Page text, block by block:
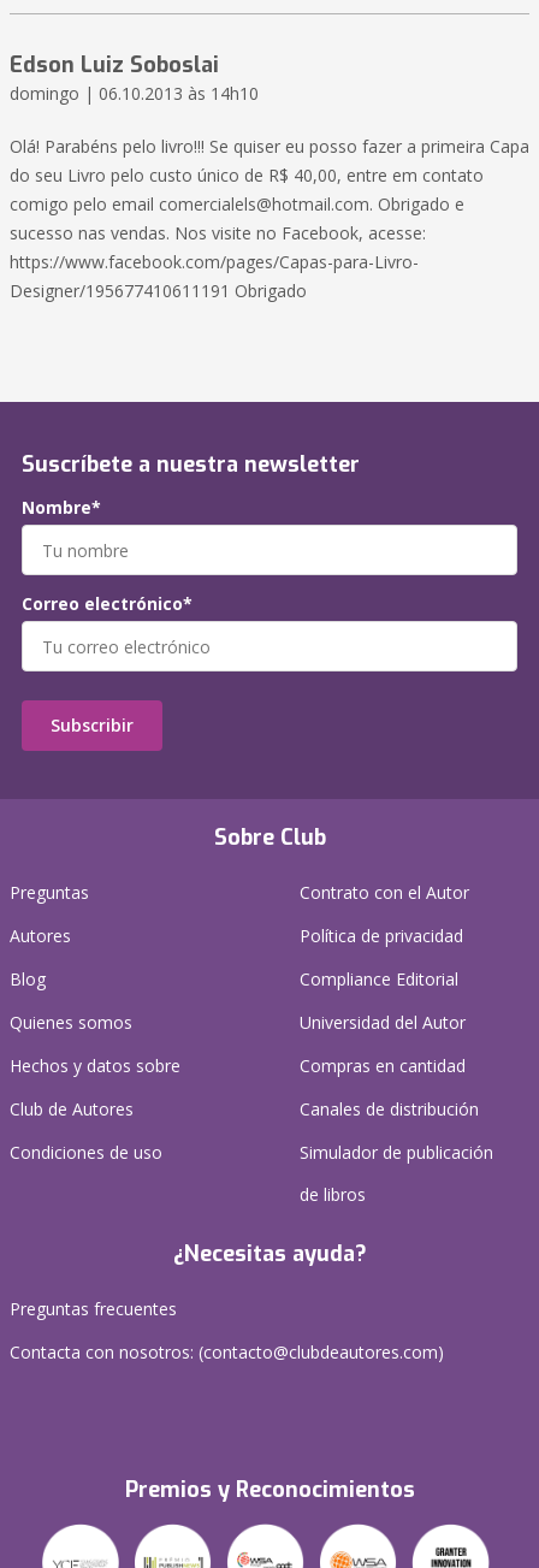
Edson Luiz Soboslai
domingo | 06.10.2013 às 14h10
Olá! Parabéns pelo livro!!! Se quiser eu posso fazer a primeira Capa
do seu Livro pelo custo único de R$ 40,00, entre em contato
comigo pelo email comercialels@hotmail.com. Obrigado e
sucesso nas vendas. Nos visite no Facebook, acesse:
https://www.facebook.com/pages/Capas-para-Livro-
Designer/195677410611191 Obrigado
Sobre Club
Preguntas
Autores
Blog
Quienes somos
Hechos y datos sobre
Club de Autores
Condiciones de uso
Contrato con el Autor
Política de privacidad
Compliance Editorial
Universidad del Autor
Compras en cantidad
Canales de distribución
Simulador de publicación
de libros
¿Necesitas ayuda?
Preguntas frecuentes
Contacta con nosotros: (contacto@clubdeautores.com)
Premios y Reconocimientos
Suscríbete a nuestra newsletter
Nombre*
Correo electrónico*
Subscribir